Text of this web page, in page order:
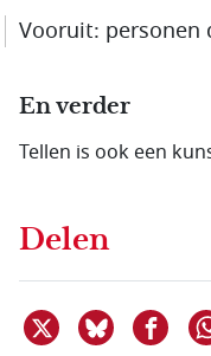
Vooruit: personen
En verder
Tellen is ook een
Delen
Deel dit item
Deel dit